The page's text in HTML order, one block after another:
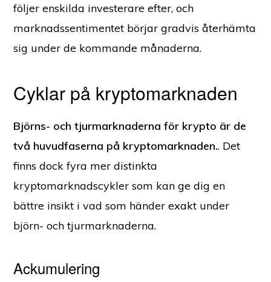
följer enskilda investerare efter, och
marknadssentimentet börjar gradvis återhämta
sig under de kommande månaderna.
Cyklar på kryptomarknaden
Björns- och tjurmarknaderna för krypto är de
två huvudfaserna på kryptomarknaden.. Det
finns dock fyra mer distinkta
kryptomarknadscykler som kan ge dig en
bättre insikt i vad som händer exakt under
björn- och tjurmarknaderna.
Ackumulering